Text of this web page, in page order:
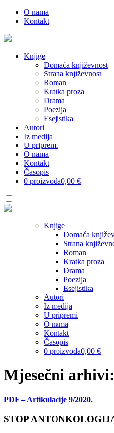
O nama
Kontakt
Knjige
Domaća književnost
Strana književnost
Roman
Kratka proza
Drama
Poezija
Esejistika
Autori
Iz medija
U pripremi
O nama
Kontakt
Časopis
0 proizvoda0,00 €
Knjige
Domaća
Strana
Roman
Kratka proza
Drama
Poezija
Esejistika
Autori
Iz medija
U pripremi
O nama
Kontakt
Časopis
0 proizvoda0,00 €
Mjesečni
PDF – Artikulacije 9/2020.
STOP